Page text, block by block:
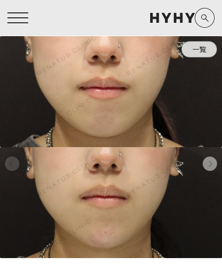
ヒアルロン酸注入症例一覧
医療脱毛症例一覧
アートメイク症例一覧
クリニック一覧
医師一覧
看護師一覧
新着情報
運営元情報
よくあるご質問
お問い合わせ
プライバシーポリシー
コラム
ヒアルロン酸注入 医療脱毛
担当医師から探す
副田 周
高橋 希
東山 麻伊子
阿部 竜介
製剤から探す
ボラックス
ボリューマ
ボリフト
ボライト
レナトゥスヒアルロン酸
一覧